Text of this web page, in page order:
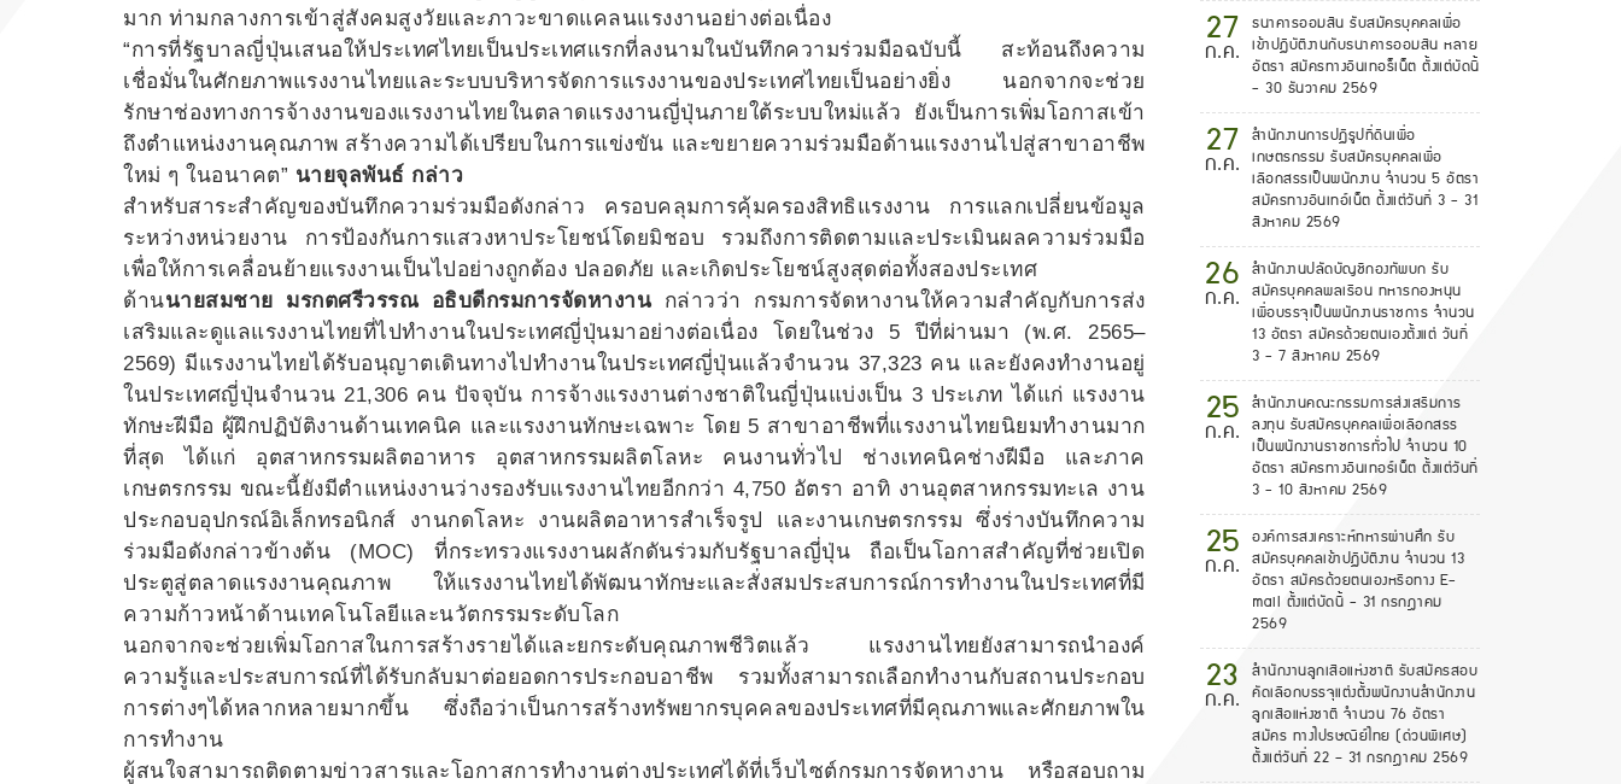
มาก ท่ามกลางการเข้าสู่สังคมสูงวัยและภาวะขาดแคลนแรงงานอย่างต่อเนื่อง
“การที่รัฐบาลญี่ปุ่นเสนอให้ประเทศไทยเป็นประเทศแรกที่ลงนามในบันทึกความร่วมมือฉบับนี้ สะท้อนถึงความ
เชื่อมั่นในศักยภาพแรงงานไทยและระบบบริหารจัดการแรงงานของประเทศไทยเป็นอย่างยิ่ง นอกจากจะช่วย
รักษาช่องทางการจ้างงานของแรงงานไทยในตลาดแรงงานญี่ปุ่นภายใต้ระบบใหม่แล้ว ยังเป็นการเพิ่มโอกาสเข้า
ถึงตำแหน่งงานคุณภาพ สร้างความได้เปรียบในการแข่งขัน และขยายความร่วมมือด้านแรงงานไปสู่สาขาอาชีพ
ใหม่ ๆ ในอนาคต” นายจุลพันธ์ กล่าว
สำหรับสาระสำคัญของบันทึกความร่วมมือดังกล่าว ครอบคลุมการคุ้มครองสิทธิแรงงาน การแลกเปลี่ยนข้อมูล
ระหว่างหน่วยงาน การป้องกันการแสวงหาประโยชน์โดยมิชอบ รวมถึงการติดตามและประเมินผลความร่วมมือ
เพื่อให้การเคลื่อนย้ายแรงงานเป็นไปอย่างถูกต้อง ปลอดภัย และเกิดประโยชน์สูงสุดต่อทั้งสองประเทศ
ด้านนายสมชาย มรกตศรีวรรณ อธิบดีกรมการจัดหางาน กล่าวว่า กรมการจัดหางานให้ความสำคัญกับการส่ง
เสริมและดูแลแรงงานไทยที่ไปทำงานในประเทศญี่ปุ่นมาอย่างต่อเนื่อง โดยในช่วง 5 ปีที่ผ่านมา (พ.ศ. 2565–
2569) มีแรงงานไทยได้รับอนุญาตเดินทางไปทำงานในประเทศญี่ปุ่นแล้วจำนวน 37,323 คน และยังคงทำงานอยู่
ในประเทศญี่ปุ่นจำนวน 21,306 คน ปัจจุบัน การจ้างแรงงานต่างชาติในญี่ปุ่นแบ่งเป็น 3 ประเภท ได้แก่ แรงงาน
ทักษะฝีมือ ผู้ฝึกปฏิบัติงานด้านเทคนิค และแรงงานทักษะเฉพาะ โดย 5 สาขาอาชีพที่แรงงานไทยนิยมทำงานมาก
ที่สุด ได้แก่ อุตสาหกรรมผลิตอาหาร อุตสาหกรรมผลิตโลหะ คนงานทั่วไป ช่างเทคนิคช่างฝีมือ และภาค
เกษตรกรรม ขณะนี้ยังมีตำแหน่งงานว่างรองรับแรงงานไทยอีกกว่า 4,750 อัตรา อาทิ งานอุตสาหกรรมทะเล งาน
ประกอบอุปกรณ์อิเล็กทรอนิกส์ งานกดโลหะ งานผลิตอาหารสำเร็จรูป และงานเกษตรกรรม ซึ่งร่างบันทึกความ
ร่วมมือดังกล่าวข้างต้น (MOC) ที่กระทรวงแรงงานผลักดันร่วมกับรัฐบาลญี่ปุ่น ถือเป็นโอกาสสำคัญที่ช่วยเปิด
ประตูสู่ตลาดแรงงานคุณภาพ ให้แรงงานไทยได้พัฒนาทักษะและสั่งสมประสบการณ์การทำงานในประเทศที่มี
ความก้าวหน้าด้านเทคโนโลยีและนวัตกรรมระดับโลก
นอกจากจะช่วยเพิ่มโอกาสในการสร้างรายได้และยกระดับคุณภาพชีวิตแล้ว แรงงานไทยยังสามารถนำองค์
ความรู้และประสบการณ์ที่ได้รับกลับมาต่อยอดการประกอบอาชีพ รวมทั้งสามารถเลือกทำงานกับสถานประกอบ
การต่างๆได้หลากหลายมากขึ้น ซึ่งถือว่าเป็นการสร้างทรัพยากรบุคคลของประเทศที่มีคุณภาพและศักยภาพใน
การทำงาน
ผู้สนใจสามารถติดตามข่าวสารและโอกาสการทำงานต่างประเทศได้ที่เว็บไซต์กรมการจัดหางาน หรือสอบถาม
27
ก.ค.
ธนาคารออมสิน รับสมัครบุคคลเพื่อ
เข้าปฏิบัติงานกับธนาคารออมสิน หลาย
อัตรา สมัครทางอินเทอร็เน็ต ตั้งแต่บัดนี้
- 30 ธันวาคม 2569
27
ก.ค.
สำนักงานการปฏิรูปที่ดินเพื่อ
เกษตรกรรม รับสมัครบุคคลเพื่อ
เลือกสรรเป็นพนักงาน จำนวน 5 อัตรา
สมัครทางอินเทอ์เน็ต ตั้งแต่วันที่ 3 - 31
สิงหาคม 2569
26
ก.ค.
สำนักงานปลัดบัญชีกองทัพบก รับ
สมัครบุคคลพลเรือน ทหารกองหนุน
เพื่อบรรจุเป็นพนักงานราชการ จำนวน
13 อัตรา สมัครด้วยตนเองตั้งแต่ วันที่
3 - 7 สิงหาคม 2569
25
ก.ค.
สำนักงานคณะกรรมการส่งเสริมการ
ลงทุน รับสมัครบุคคลเพื่อเลือกสรร
เป็นพนักงานราชการทั่วไป จำนวน 10
อัตรา สมัครทางอินเทอร์เน็ต ตั้งแต่วันที่
3 - 10 สิงหาคม 2569
25
ก.ค.
องค์การสงเคราะห์ทหารผ่านศึก รับ
สมัครบุคคลเข้าปฏิบัติงาน จำนวน 13
อัตรา สมัครด้วยตนเองหรือทาง E-
mail ตั้งแต่บัดนี้ - 31 กรกฎาคม
2569
23
ก.ค.
สํานักงานลูกเสือแห่งชาติ รับสมัครสอบ
คัดเลือกบรรจุแต่งตั้งพนักงานสํานักงาน
ลูกเสือแห่งชาติ จำนวน 76 อัตรา
สมัคร ทางไปรษณีย์ไทย (ด่วนพิเศษ)
ตั้งแต่วันที่ 22 – 31 กรกฎาคม 2569